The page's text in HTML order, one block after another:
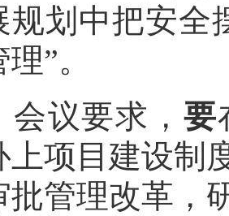
规划中把安全
”。
会议要求， 要
上项目建设制
批管理改革，